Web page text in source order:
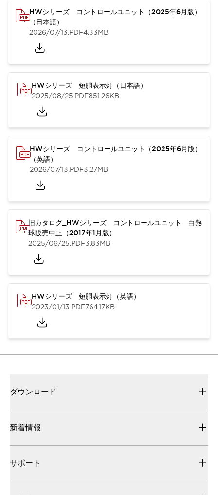
HWシリーズ コントロールユニット（2025年6月版）
（日本語）
2026/07/13.PDF4.33MB
HWシリーズ 短胴表示灯（日本語）
2025/08/25.PDF851.26KB
HWシリーズ コントロールユニット（2025年6月版）
（英語）
2026/07/13.PDF3.27MB
旧カタログ_HWシリーズ コントロールユニット 白熱
球販売中止（2017年1月版）
2025/06/25.PDF3.83MB
HWシリーズ 短胴表示灯（英語）
2023/01/13.PDF764.17KB
ダウンロード
新着情報
サポート